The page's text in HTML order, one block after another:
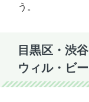
う。
目黒区・渋
ウィル・ビ